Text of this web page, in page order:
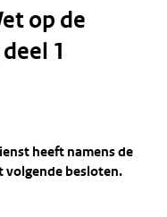
op de
1
heeft namens de
volgende besloten.